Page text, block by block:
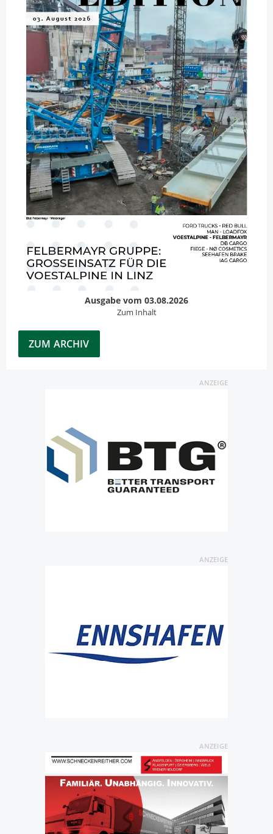
Ausgabe vom 03.08.2026
Zum Inhalt
ZUM ARCHIV
ANZEIGE
ANZEIGE
ANZEIGE